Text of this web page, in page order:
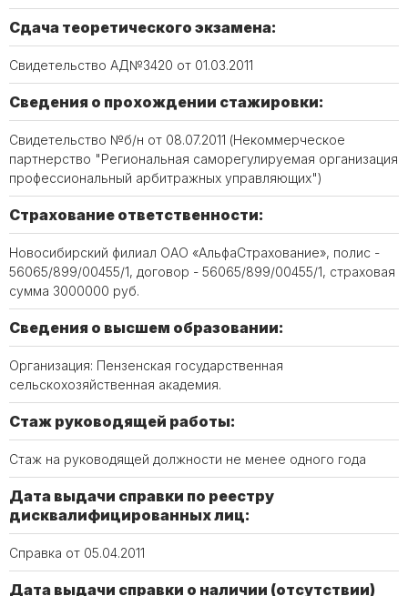
Сдача теоретического экзамена:
Свидетельство АД№3420 от 01.03.2011
Сведения о прохождении стажировки:
Свидетельство №б/н от 08.07.2011 (Некоммерческое
партнерство "Региональная саморегулируемая организация
профессиональный арбитражных управляющих")
Страхование ответственности:
Новосибирский филиал ОАО «АльфаСтрахование», полис -
56065/899/00455/1, договор - 56065/899/00455/1, страховая
сумма 3000000 руб.
Сведения о высшем образовании:
Организация: Пензенская государственная
сельскохозяйственная академия.
Стаж руководящей работы:
Стаж на руководящей должности не менее одного года
Дата выдачи справки по реестру
дисквалифицированных лиц:
Справка от 05.04.2011
Дата выдачи справки о наличии (отсутствии)